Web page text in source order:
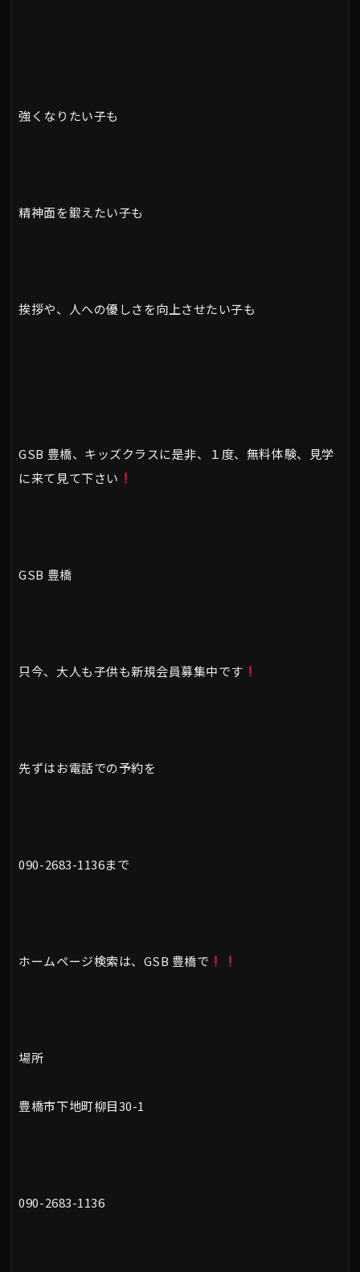
強くなりたい子も
精神面を鍛えたい子も
挨拶や、人への優しさを向上させたい子も
GSB 豊橋、キッズクラスに是非、１度、無料体験、見学
に来て見て下さい
GSB 豊橋
只今、大人も子供も新規会員募集中です
先ずはお電話での予約を
090-2683-1136まで
ホームページ検索は、GSB 豊橋で
場所
豊橋市下地町柳目30-1
090-2683-1136